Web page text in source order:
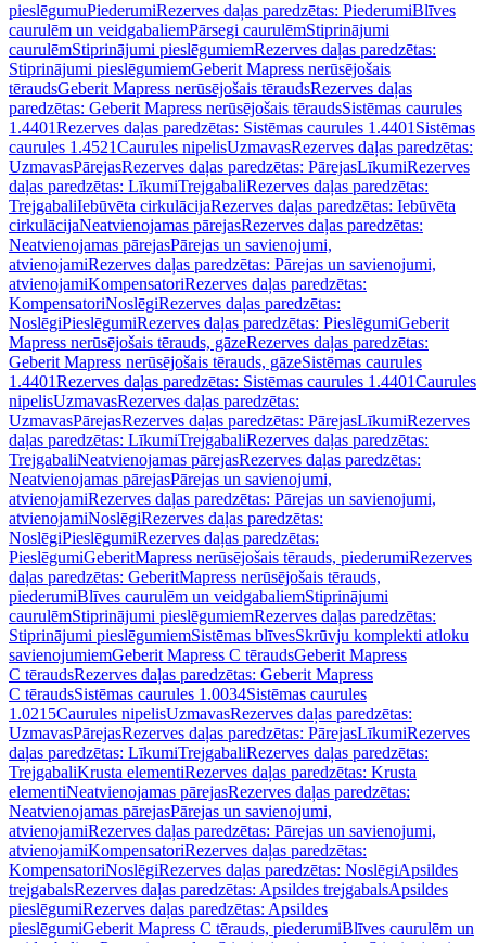
pieslēgumuPiederumiRezerves daļas paredzētas: PiederumiBlīves
caurulēm un veidgabaliemPārsegi caurulēmStiprinājumi
caurulēmStiprinājumi pieslēgumiemRezerves daļas paredzētas:
Stiprinājumi pieslēgumiemGeberit Mapress nerūsējošais
tēraudsGeberit Mapress nerūsējošais tēraudsRezerves daļas
paredzētas: Geberit Mapress nerūsējošais tēraudsSistēmas caurules
1.4401Rezerves daļas paredzētas: Sistēmas caurules 1.4401 Sistēmas
caurules 1.4521Caurules nipelisUzmavasRezerves daļas paredzētas:
UzmavasPārejasRezerves daļas paredzētas: PārejasLīkumiRezerves
daļas paredzētas: LīkumiTrejgabaliRezerves daļas paredzētas:
TrejgabaliIebūvēta cirkulācijaRezerves daļas paredzētas: Iebūvēta
cirkulācijaNeatvienojamas pārejasRezerves daļas paredzētas:
Neatvienojamas pārejasPārejas un savienojumi,
atvienojamiRezerves daļas paredzētas: Pārejas un savienojumi,
atvienojamiKompensatoriRezerves daļas paredzētas:
KompensatoriNoslēgiRezerves daļas paredzētas:
NoslēgiPieslēgumiRezerves daļas paredzētas: PieslēgumiGeberit
Mapress nerūsējošais tērauds, gāzeRezerves daļas paredzētas:
Geberit Mapress nerūsējošais tērauds, gāzeSistēmas caurules
1.4401Rezerves daļas paredzētas: Sistēmas caurules 1.4401Caurules
nipelisUzmavasRezerves daļas paredzētas:
UzmavasPārejasRezerves daļas paredzētas: PārejasLīkumiRezerves
daļas paredzētas: LīkumiTrejgabaliRezerves daļas paredzētas:
TrejgabaliNeatvienojamas pārejasRezerves daļas paredzētas:
Neatvienojamas pārejasPārejas un savienojumi,
atvienojamiRezerves daļas paredzētas: Pārejas un savienojumi,
atvienojamiNoslēgiRezerves daļas paredzētas:
NoslēgiPieslēgumiRezerves daļas paredzētas:
PieslēgumiGeberitMapress nerūsējošais tērauds, piederumiRezerves
daļas paredzētas: GeberitMapress nerūsējošais tērauds,
piederumiBlīves caurulēm un veidgabaliemStiprinājumi
caurulēmStiprinājumi pieslēgumiemRezerves daļas paredzētas:
Stiprinājumi pieslēgumiemSistēmas blīvesSkrūvju komplekti atloku
savienojumiemGeberit Mapress C tēraudsGeberit Mapress
C tēraudsRezerves daļas paredzētas: Geberit Mapress
C tēraudsSistēmas caurules 1.0034Sistēmas caurules
1.0215Caurules nipelisUzmavasRezerves daļas paredzētas:
UzmavasPārejasRezerves daļas paredzētas: PārejasLīkumiRezerves
daļas paredzētas: LīkumiTrejgabaliRezerves daļas paredzētas:
TrejgabaliKrusta elementiRezerves daļas paredzētas: Krusta
elementiNeatvienojamas pārejasRezerves daļas paredzētas:
Neatvienojamas pārejasPārejas un savienojumi,
atvienojamiRezerves daļas paredzētas: Pārejas un savienojumi,
atvienojamiKompensatoriRezerves daļas paredzētas:
KompensatoriNoslēgiRezerves daļas paredzētas: NoslēgiApsildes
trejgabalsRezerves daļas paredzētas: Apsildes trejgabalsApsildes
pieslēgumiRezerves daļas paredzētas: Apsildes
pieslēgumiGeberit Mapress C tērauds, piederumiBlīves caurulēm un